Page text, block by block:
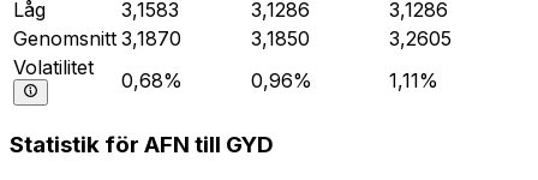
Låg
3,1583 3,1286
3,1286
Genomsnitt 3,1870 3,1850
3,2605
Volatilitet
0,68% 0,96% 1,11%
Statistik för AFN till GYD